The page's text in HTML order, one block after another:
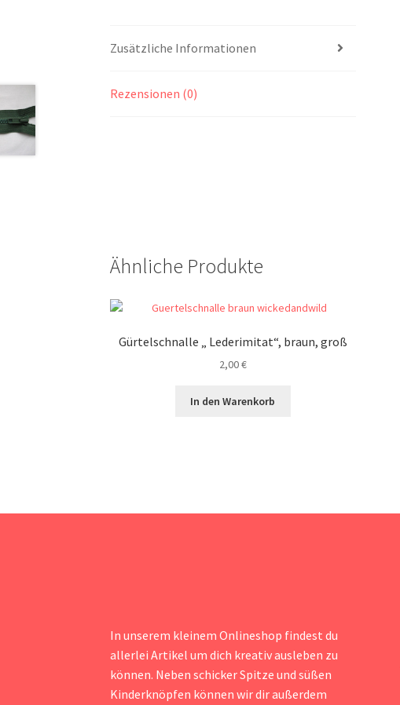
Zusätzliche Informationen
Rezensionen (0)
Ähnliche Produkte
Gürtelschnalle „ Lederimitat“, braun, groß
2,00€
In den Warenkorb
In unserem kleinem Onlineshop findest du
allerlei Artikel um dich kreativ ausleben zu
können. Neben schicker Spitze und süßen
Kinderknöpfen können wir dir außerdem